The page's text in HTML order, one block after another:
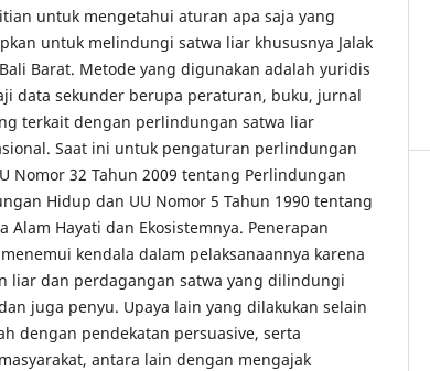
untuk mengetahui aturan apa saja yang
untuk melindungi satwa liar khususnya Jalak
Barat. Metode yang digunakan adalah yuridis
data sekunder berupa peraturan, buku, jurnal
terkait dengan perlindungan satwa liar
Saat ini untuk pengaturan perlindungan
Nomor 32 Tahun 2009 tentang Perlindungan
Hidup dan UU Nomor 5 Tahun 1990 tentang
Alam Hayati dan Ekosistemnya. Penerapan
kendala dalam pelaksanaannya karena
liar dan perdagangan satwa yang dilindungi
juga penyu. Upaya lain yang dilakukan selain
dengan pendekatan persuasive, serta
antara lain dengan mengajak